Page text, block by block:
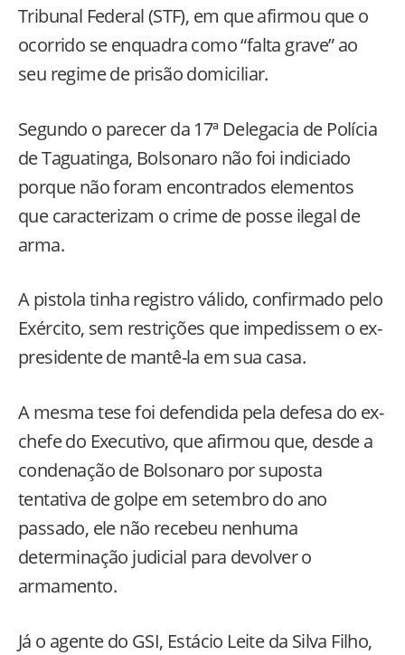
Tribunal Federal (STF), em que afirmou que o
ocorrido se enquadra como “falta grave” ao
seu regime de prisão domiciliar.
Segundo o parecer da 17ª Delegacia de Polícia
de Taguatinga, Bolsonaro não foi indiciado
porque não foram encontrados elementos
que caracterizam o crime de posse ilegal de
arma.
A pistola tinha registro válido, confirmado pelo
Exército, sem restrições que impedissem o ex-
presidente de mantê-la em sua casa.
A mesma tese foi defendida pela defesa do ex-
chefe do Executivo, que afirmou que, desde a
condenação de Bolsonaro por suposta
tentativa de golpe em setembro do ano
passado, ele não recebeu nenhuma
determinação judicial para devolver o
armamento.
Já o agente do GSI, Estácio Leite da Silva Filho,